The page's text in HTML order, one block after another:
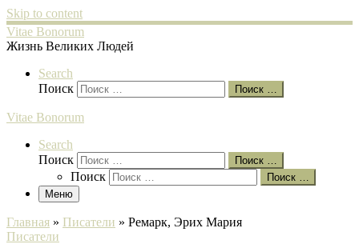
Skip to content
Vitae Bonorum
Жизнь Великих Людей
Search
Поиск
Поиск …
Vitae Bonorum
Search
Поиск
Поиск …
Поиск
Поиск …
Меню
Главная » Писатели » Ремарк, Эрих Мария
Писатели